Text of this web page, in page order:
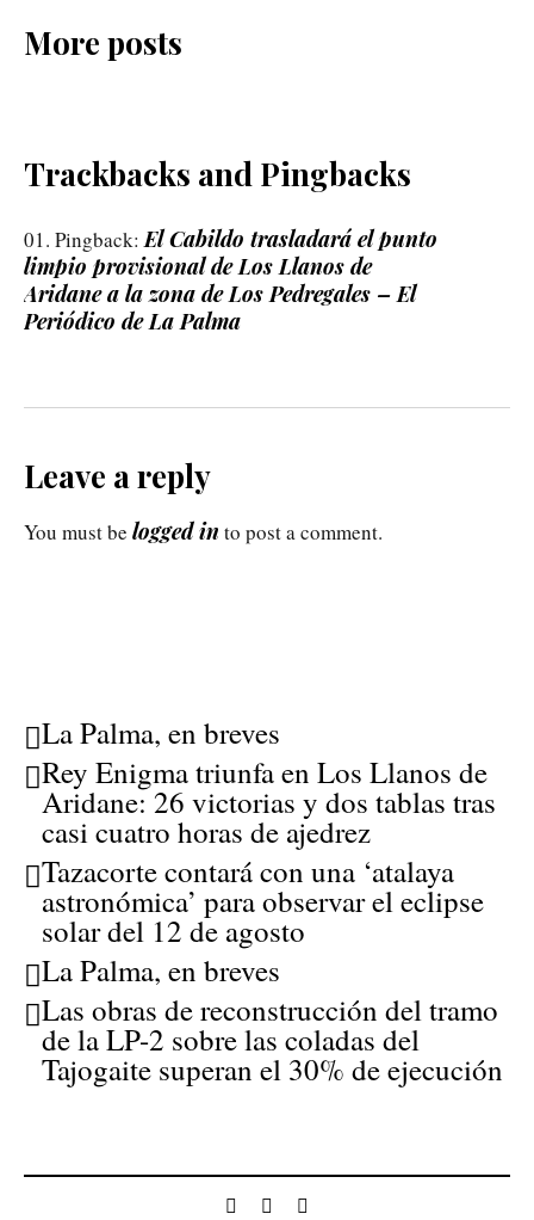
More posts
Trackbacks and Pingbacks
Pingback: El Cabildo trasladará el punto
limpio provisional de Los Llanos de
Aridane a la zona de Los Pedregales – El
Periódico de La Palma
Leave a reply
You must be logged in to post a comment.
La Palma, en breves
Rey Enigma triunfa en Los Llanos de
Aridane: 26 victorias y dos tablas tras
casi cuatro horas de ajedrez
Tazacorte contará con una ‘atalaya
astronómica’ para observar el eclipse
solar del 12 de agosto
La Palma, en breves
Las obras de reconstrucción del tramo
de la LP-2 sobre las coladas del
Tajogaite superan el 30% de ejecución